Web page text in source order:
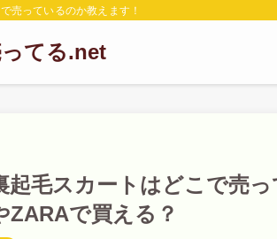
売っているのか教えます！
てる.net
起毛スカートはどこで売
ZARAで買える？